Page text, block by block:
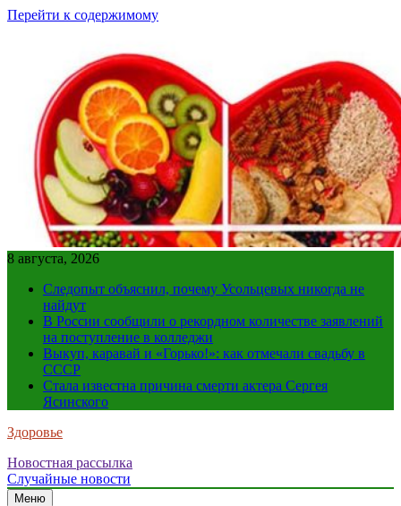
Перейти к содержимому
8 августа, 2026
Следопыт объяснил, почему Усольцевых никогда не
найдут
В России сообщили о рекордном количестве заявлений
на поступление в колледжи
Выкуп, каравай и «Горько!»: как отмечали свадьбу в
СССР
Стала известна причина смерти актера Сергея
Ясинского
Здоровье
Новостная рассылка
Случайные новости
Меню